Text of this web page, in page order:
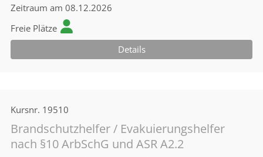
Zeitraum am 08.12.2026
Freie Plätze
Details
Kursnr. 19510
Brandschutzhelfer / Evakuierungshelfer
nach §10 ArbSchG und ASR A2.2